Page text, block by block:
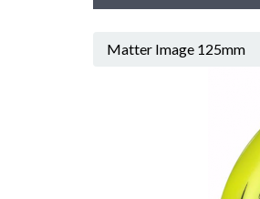
Matter Image 125mm